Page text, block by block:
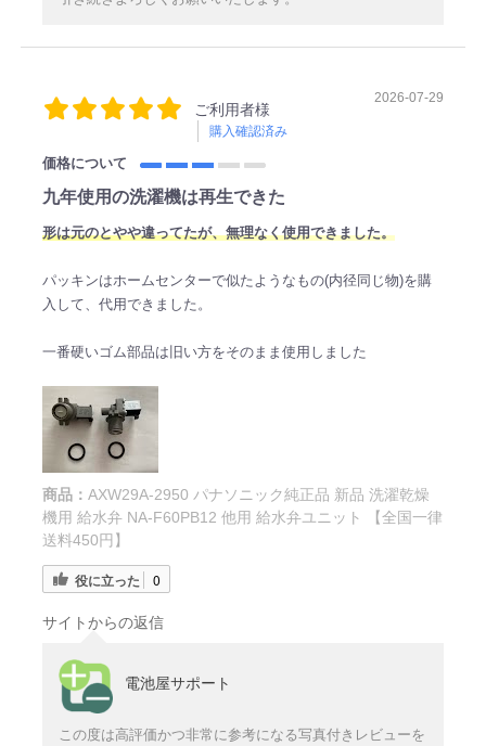
ご利用者様
購入確認済み
2026-07-29
価格について
九年使用の洗濯機は再生できた
形は元のとやや違ってたが、無理なく使用できました。
パッキンはホームセンターで似たようなもの(内径同じ物)を購
入して、代用できました。
一番硬いゴム部品は旧い方をそのまま使用しました
商品： AXW29A-2950 パナソニック純正品 新品 洗濯乾燥
機用 給水弁 NA-F60PB12 他用 給水弁ユニット 【全国一律
送料450円】
役に立った 0
サイトからの返信
電池屋サポート
この度は高評価かつ非常に参考になる写真付きレビューを